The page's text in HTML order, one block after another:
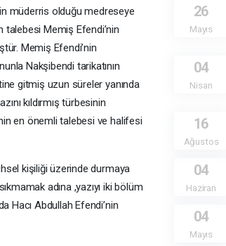
müderris olduğu medreseye
talebesi Memiş Efendi’nin
Memiş Efendi’nin
Nakşibendi tarikatının
gitmiş uzun süreler yanında
kıldırmış türbesinin
en önemli talebesi ve halifesi
kişiliği üzerinde durmaya
adına ,yazıyı iki bölüm
Hacı Abdullah Efendi’nin
26
Mayıs
04
Nisan
16
Ağustos
04
Haziran
04
Mayıs